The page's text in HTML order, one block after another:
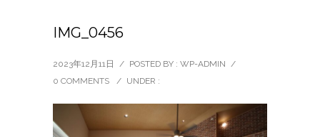
IMG_0456
2023年12月11日 / POSTED BY : WP-ADMIN /
0 COMMENTS
/ UNDER :